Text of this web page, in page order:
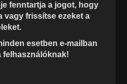
fenntartja a jogot, hogy
vagy frissítse ezeket a
esetben e-mailban
felhasználóknak!